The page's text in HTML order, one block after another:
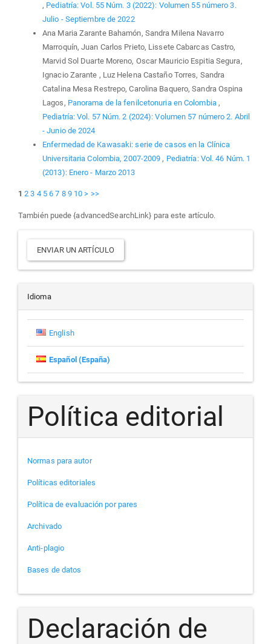
, Pediatría: Vol. 55 Núm. 3 (2022): Volumen 55 número 3.
Julio - Septiembre de 2022
Ana Maria Zarante Bahamón, Sandra Milena Navarro
Marroquín, Juan Carlos Prieto, Lissete Cabarcas Castro,
Marvid Sol Duarte Moreno, Oscar Mauricio Espitia Segura,
Ignacio Zarante , Luz Helena Castaño Torres, Sandra
Catalina Mesa Restrepo, Carolina Baquero, Sandra Ospina
Lagos, Panorama de la fenilcetonuria en Colombia ,
Pediatría: Vol. 57 Núm. 2 (2024): Volumen 57 número 2. Abril
- Junio de 2024
Enfermedad de Kawasaki: serie de casos en la Clínica
Universitaria Colombia, 2007-2009, Pediatría: Vol. 46 Núm. 1
(2013): Enero - Marzo 2013
1 2 3 4 5 6 7 8 9 10 > >>
También puede {advancedSearchLink} para este artículo.
Enviar
un
artículo
ENVIAR UN ARTÍCULO
Idioma
English
Español (España)
Política editorial
Normas para autor
Políticas editoriales
Política de evaluación por pares
Archivado
Anti-plagio
Bases de datos
Declaración de